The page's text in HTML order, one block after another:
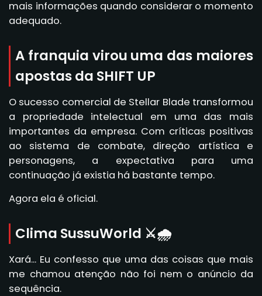
mais informações quando considerar o momento
adequado.
A franquia virou uma das maiores
apostas da SHIFT UP
O sucesso comercial de Stellar Blade transformou
a propriedade intelectual em uma das mais
importantes da empresa. Com críticas positivas
ao sistema de combate, direção artística e
personagens, a expectativa para uma
continuação já existia há bastante tempo.
Agora ela é oficial.
Clima SussuWorld ⚔️🌧️
Xará... Eu confesso que uma das coisas que mais
me chamou atenção não foi nem o anúncio da
sequência.